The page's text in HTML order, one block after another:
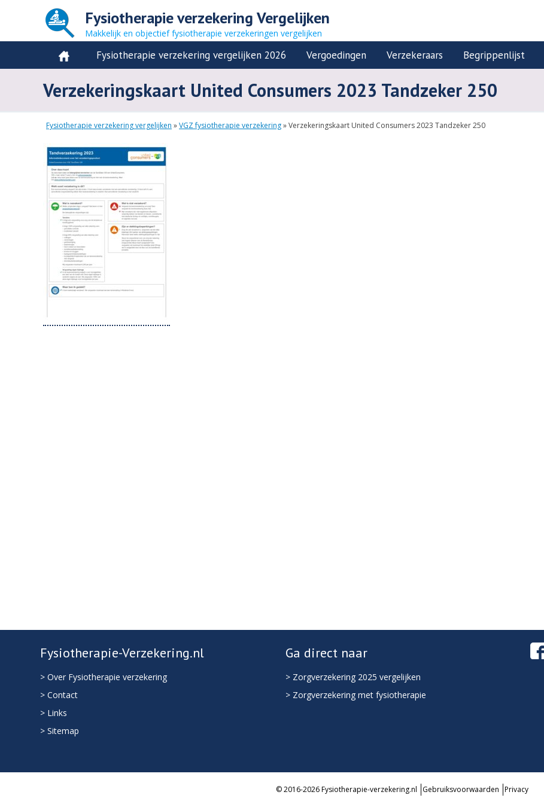
Fysiotherapie verzekering Vergelijken
Makkelijk en objectief fysiotherapie verzekeringen vergelijken
Fysiotherapie verzekering vergelijken 2026 Vergoedingen Verzekeraars Begrippenlijst
Verzekeringskaart United Consumers 2023 Tandzeker 250
Fysiotherapie verzekering vergelijken »VGZ fysiotherapie verzekering»Verzekeringskaart United Consumers 2023 Tandzeker 250
Fysiotherapie-Verzekering.nl
> Over Fysiotherapie verzekering
> Contact
> Links
> Sitemap
Ga direct naar
> Zorgverzekering 2025 vergelijken
> Zorgverzekering met fysiotherapie
© 2016-2026 Fysiotherapie-verzekering.nl Gebruiksvoorwaarden Privacy